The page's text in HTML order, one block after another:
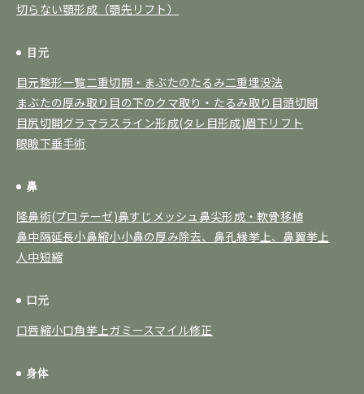
切らない顎形成（顎先リフト）
目元
目元整形一覧二重切開・まぶたのたるみ二重埋没法
まぶたの厚み取り 目の下のクマ取り・たるみ取り 目頭切開
目尻切開グラマラスライン形成(タレ目形成)眉下リフト
眼瞼下垂手術
鼻
隆鼻術(プロテーゼ)鼻すじメッシュ鼻尖形成・軟骨移植
鼻中隔延長小鼻縮小小鼻の厚み除去、鼻孔縁挙上、鼻翼挙上
人中短縮
口元
口唇縮小口角挙上ガミースマイル修正
身体